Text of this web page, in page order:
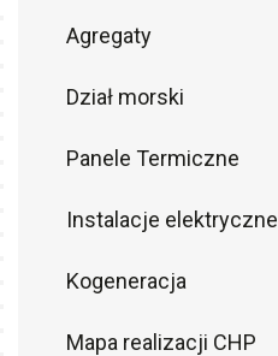
Agregaty
Dział morski
Panele Termiczne
Instalacje elektryczne
Kogeneracja
Mapa realizacji CHP